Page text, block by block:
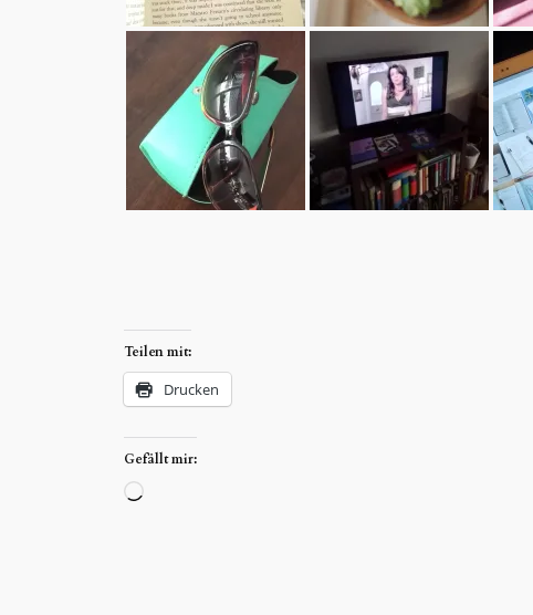
Teilen mit:
Drucken
Gefällt mir:
Wird